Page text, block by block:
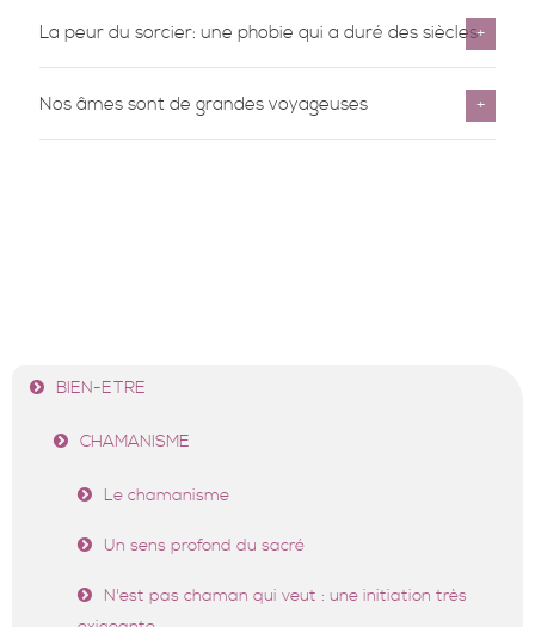
La peur du sorcier: une phobie qui a duré des siècles
…
Nos âmes sont de grandes voyageuses
BIEN-ETRE
CHAMANISME
Le chamanisme
Un sens profond du sacré
N'est pas chaman qui veut : une initiation très